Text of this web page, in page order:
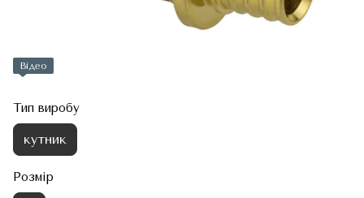
Відео
Тип виробу
кутник
Розмір